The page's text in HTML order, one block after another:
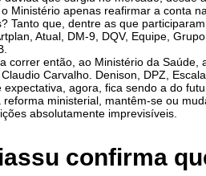
Ministério apenas reafirmar a conta
Tanto que, dentre as que
Atual, DM-9, DQV, Equipe,
correr então, ao Ministério da Saúde,
Carvalho. Denison, DPZ,
expectativa, agora, fica sendo a do
reforma ministerial, mantêm-se ou
absolutamente imprevisíveis.
confirma